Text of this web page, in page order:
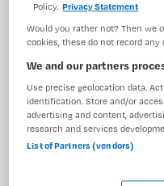
1 vacature gevonden
SEH
Diakonessenhuis,
Policy. Privacy Statement
Would you rather not? Then we
cookies, these do not record any
We and our partners
Use precise geolocation data.
identification. Store and/or
advertising and content,
research and services
List of Partners (vendors)